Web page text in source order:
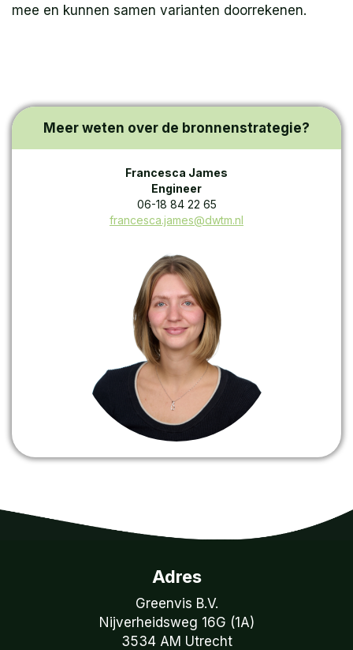
mee en kunnen samen varianten doorrekenen.
Meer weten over de bronnenstrategie?
Francesca James
Engineer
06-18 84 22 65
francesca.james@dwtm.nl
Adres
Greenvis B.V.
Nijverheidsweg 16G (1A)
3534 AM Utrecht